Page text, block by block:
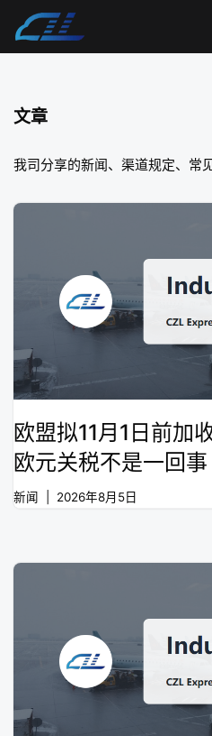
文章
我司分享的新闻、渠道规定、常
欧盟拟11月1日前加
欧元关税不是一回事
新闻 2026年8月5日